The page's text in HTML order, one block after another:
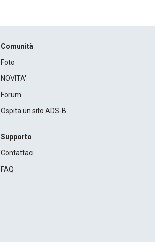
Comunità
Foto
NOVITA'
Forum
Ospita un sito ADS-B
Supporto
Contattaci
FAQ